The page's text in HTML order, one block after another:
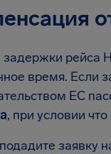
задержки рейса
время. Если
ЕС
, при условии что
заявку